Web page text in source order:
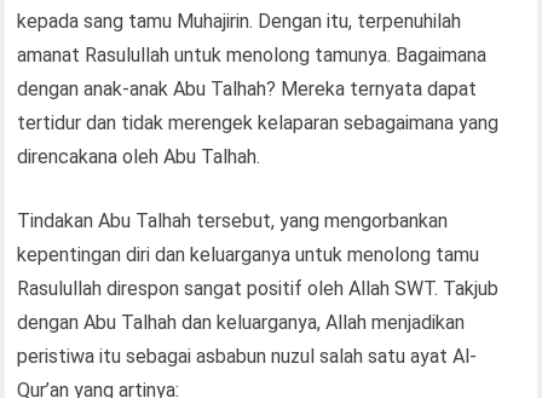
kepada sang tamu Muhajirin. Dengan itu, terpenuhilah
amanat Rasulullah untuk menolong tamunya. Bagaimana
dengan anak-anak Abu Talhah? Mereka ternyata dapat
tertidur dan tidak merengek kelaparan sebagaimana yang
direncakana oleh Abu Talhah.
Tindakan Abu Talhah tersebut, yang mengorbankan
kepentingan diri dan keluarganya untuk menolong tamu
Rasulullah direspon sangat positif oleh Allah SWT. Takjub
dengan Abu Talhah dan keluarganya, Allah menjadikan
peristiwa itu sebagai asbabun nuzul salah satu ayat Al-
Qur’an yang artinya: